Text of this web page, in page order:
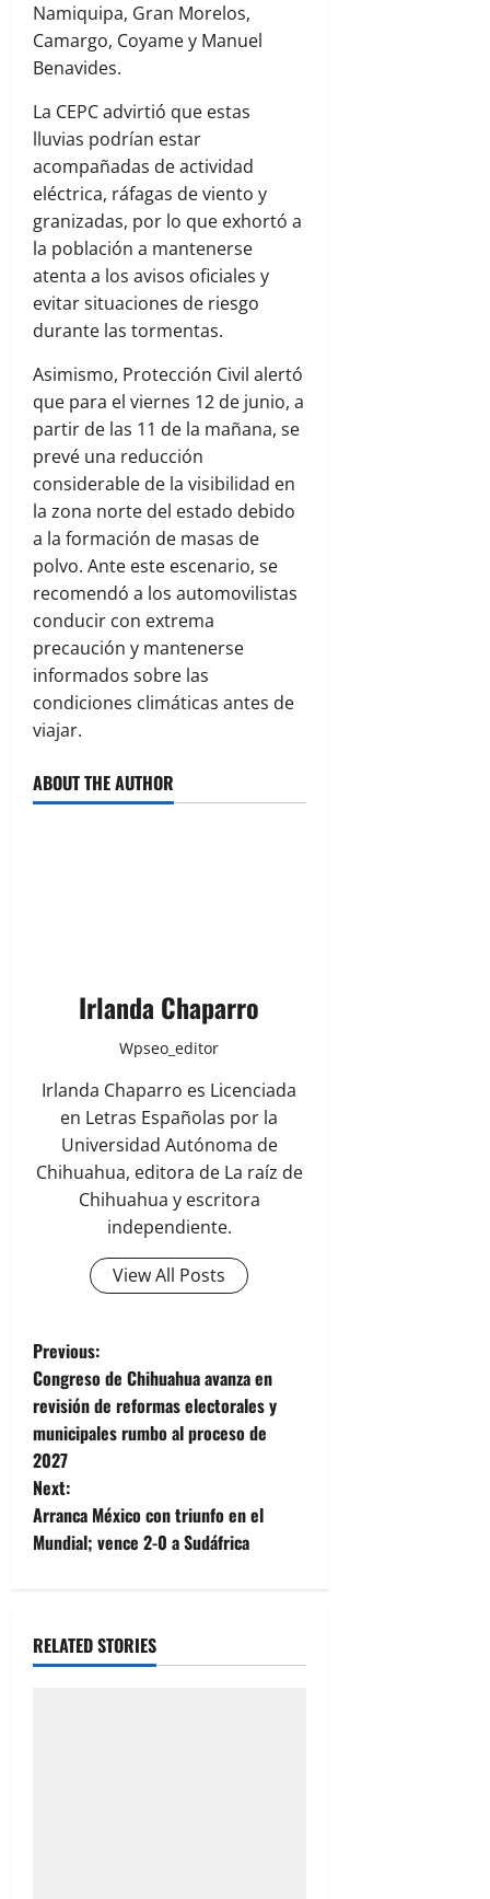
Namiquipa, Gran Morelos,
Camargo, Coyame y Manuel
Benavides.
La CEPC advirtió que estas
lluvias podrían estar
acompañadas de actividad
eléctrica, ráfagas de viento y
granizadas, por lo que exhortó a
la población a mantenerse
atenta a los avisos oficiales y
evitar situaciones de riesgo
durante las tormentas.
Asimismo, Protección Civil alertó
que para el viernes 12 de junio, a
partir de las 11 de la mañana, se
prevé una reducción
considerable de la visibilidad en
la zona norte del estado debido
a la formación de masas de
polvo. Ante este escenario, se
recomendó a los automovilistas
conducir con extrema
precaución y mantenerse
informados sobre las
condiciones climáticas antes de
viajar.
ABOUT THE AUTHOR
Irlanda Chaparro
Wpseo_editor
Irlanda Chaparro es Licenciada
en Letras Españolas por la
Universidad Autónoma de
Chihuahua, editora de La raíz de
Chihuahua y escritora
independiente.
View All Posts
P
o
s
t
n
v
i
Previous:
Congreso de Chihuahua avanza en
revisión de reformas electorales y
municipales rumbo al proceso de
2027
Next:
Arranca México con triunfo en el
Mundial; vence 2-0 a Sudáfrica
RELATED STORIES